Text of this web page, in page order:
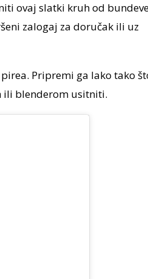
ovaj slatki kruh od
zalogaj za doručak ili uz
Pripremi ga lako tako
ili blenderom usitniti.